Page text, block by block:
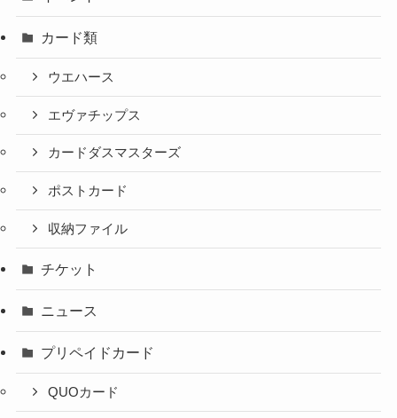
カード類
ウエハース
エヴァチップス
カードダスマスターズ
ポストカード
収納ファイル
チケット
ニュース
プリペイドカード
QUOカード